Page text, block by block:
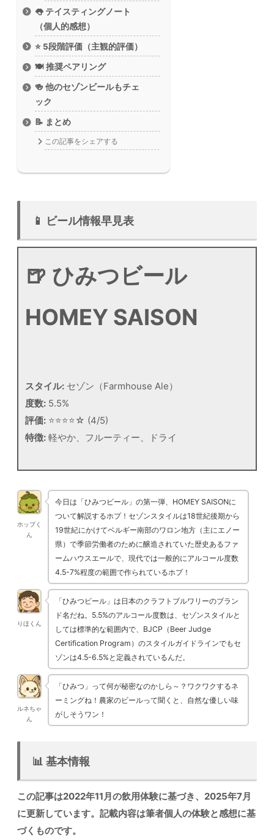
👅 テイスティングノート
（個人的感想）
⭐ 5段階評価（主観的評価）
🍽️ 推奨ペアリング
🍻 他のセゾンビールもチェ
ック
📝 まとめ
この記事をシェアする
📱 ビール情報早見表
🍺 ひみつビール
HOMEY SAISON
スタイル:セゾン（Farmhouse Ale）
度数:5.5%
評価:⭐⭐⭐⭐☆ (4/5)
特徴:軽やか、フルーティー、ドライ
ホップく
ん
今日は「ひみつビール」の第一弾、HOMEY SAISONに
ついて解説するホプ！セゾンスタイルは18世紀後期から
19世紀にかけてベルギー南部のワロン地方（主にエノー
県）で季節労働者のために醸造されていた歴史あるファ
ームハウスエールで、現代では一般的にアルコール度数
4.5-7%程度の範囲で作られているホプ！
りほくん
「ひみつビール」は日本のクラフトブルワリーのブラン
ド名だね。5.5%のアルコール度数は、セゾンスタイルと
しては標準的な範囲内で、BJCP（Beer Judge
Certification Program）のスタイルガイドラインでもセ
ゾンは4.5-6.5%と定義されているんだ。
ルネちゃ
ん
「ひみつ」って何が秘密なのかしら～？ワクワクするネ
ーミングね！農家のビールって聞くと、自然な優しい味
がしそうワン！
📊 基本情報
この記事は2022年11月の飲用体験に基づき、2025年7月
に更新しています。記載内容は筆者個人の体験と感想に基
づくものです。